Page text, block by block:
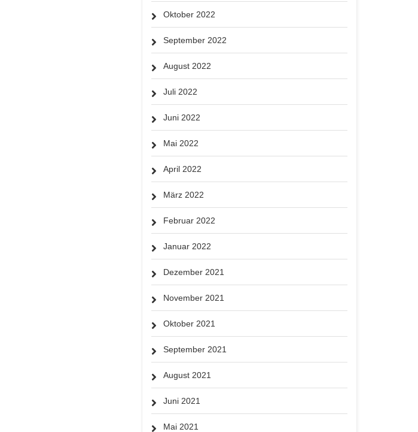
Oktober 2022
September 2022
August 2022
Juli 2022
Juni 2022
Mai 2022
April 2022
März 2022
Februar 2022
Januar 2022
Dezember 2021
November 2021
Oktober 2021
September 2021
August 2021
Juni 2021
Mai 2021